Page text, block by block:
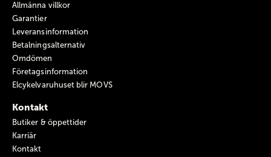
Allmänna villkor
Garantier
Leveransinformation
Betalningsalternativ
Omdömen
Företagsinformation
Elcykelvaruhuset blir MOVS
Kontakt
Butiker & öppettider
Karriär
Kontakt